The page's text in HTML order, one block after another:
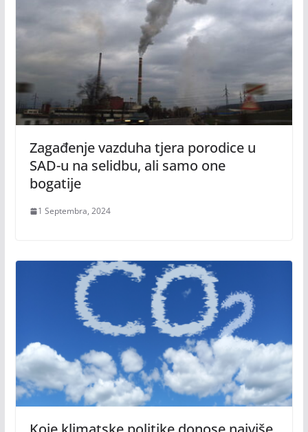
Zagađenje vazduha tjera porodice u
SAD-u na selidbu, ali samo one
bogatije
1 Septembra, 2024